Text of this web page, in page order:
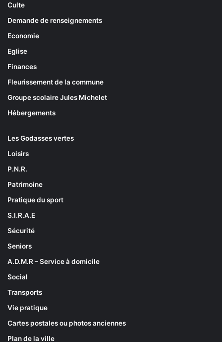
Culte
Demande de renseignements
Economie
Eglise
Finances
Fleurissement de la commune
Groupe scolaire Jules Michelet
Hébergements
Les Godasses vertes
Loisirs
P.N.R.
Patrimoine
Pratique du sport
S.I.R.A.E
Sécurité
Seniors
A.D.M.R – Service à domicile
Social
Transports
Vie pratique
Cartes postales ou photos anciennes
Plan de la ville